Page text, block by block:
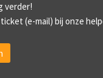
verder!
(e-mail) bij onze